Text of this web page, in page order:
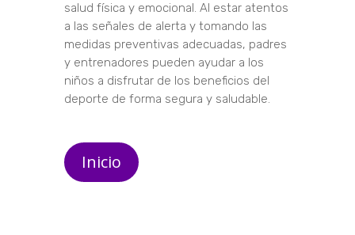
salud física y emocional. Al estar atentos
a las señales de alerta y tomando las
medidas preventivas adecuadas, padres
y entrenadores pueden ayudar a los
niños a disfrutar de los beneficios del
deporte de forma segura y saludable.
Inicio